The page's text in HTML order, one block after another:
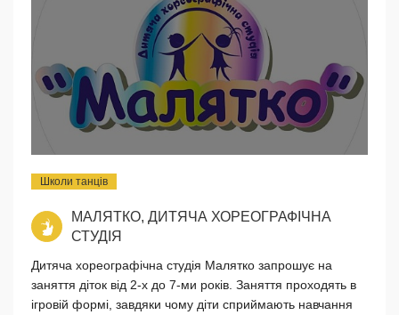
Школи танців
МАЛЯТКО, ДИТЯЧА ХОРЕОГРАФІЧНА
СТУДІЯ
Дитяча хореографічна студія Малятко запрошує на
заняття діток від 2-х до 7-ми років. Заняття проходять в
ігровій формі, завдяки чому діти сприймають навчання